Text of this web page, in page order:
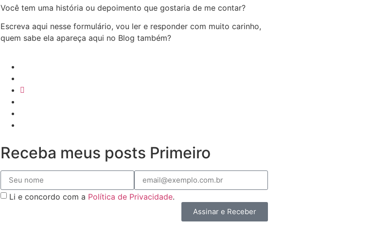
Você tem uma história ou depoimento que gostaria de me contar?
Escreva aqui nesse formulário, vou ler e responder com muito carinho,
quem sabe ela apareça aqui no Blog também?
Receba meus posts Primeiro
Li e concordo com a Política de Privacidade.
Assinar e Receber